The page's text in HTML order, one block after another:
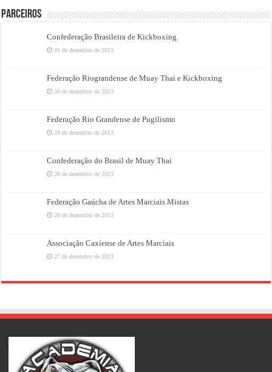
PARCEIROS
Confederação Brasileira de Kickboxing
31 de dezembro de 2013
Federação Riograndense de Muay Thai e Kickboxing
30 de dezembro de 2013
Federação Rio Grandense de Pugilismo
29 de dezembro de 2013
Confederação do Brasil de Muay Thai
28 de dezembro de 2013
Federação Gaúcha de Artes Marciais Mistas
28 de dezembro de 2013
Associação Caxiense de Artes Marciais
27 de dezembro de 2013